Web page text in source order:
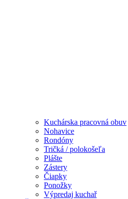
Kuchárska pracovná obuv
Nohavice
Rondóny
Tričká / polokošeľa
Plášte
Zástery
Čiapky
Ponožky
Výpredaj kuchař